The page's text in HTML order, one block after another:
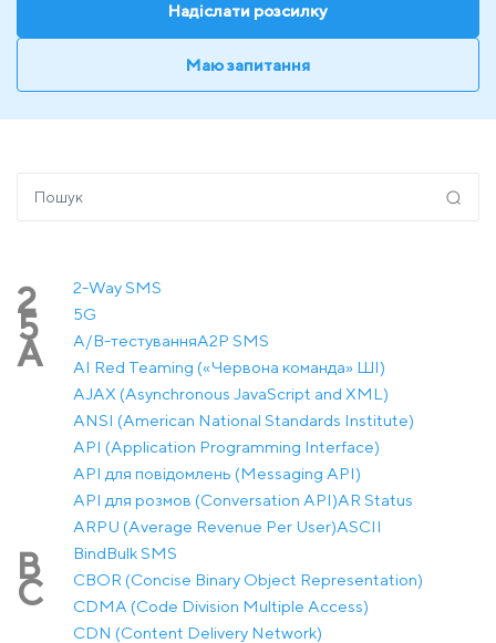
Надіслати розсилку
Маю запитання
2 2-Way SMS
5 5G
A A/B-тестуванняA2P SMS
AI Red Teaming («Червона команда» ШІ)
AJAX (Asynchronous JavaScript and XML)
ANSI (American National Standards Institute)
API (Application Programming Interface)
API для повідомлень (Messaging API)
API для розмов (Conversation API)AR Status
ARPU (Average Revenue Per User)ASCII
B BindBulk SMS
C
CBOR (Concise Binary Object Representation)
CDMA (Code Division Multiple Access)
CDN (Content Delivery Network)